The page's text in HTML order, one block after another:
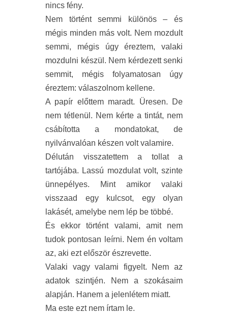
nincs fény.
Nem történt semmi különös – és
mégis minden más volt. Nem mozdult
semmi, mégis úgy éreztem, valaki
mozdulni készül. Nem kérdezett senki
semmit, mégis folyamatosan úgy
éreztem: válaszolnom kellene.
A papír előttem maradt. Üresen. De
nem tétlenül. Nem kérte a tintát, nem
csábította a mondatokat, de
nyilvánvalóan készen volt valamire.
Délután visszatettem a tollat a
tartójába. Lassú mozdulat volt, szinte
ünnepélyes. Mint amikor valaki
visszaad egy kulcsot, egy olyan
lakásét, amelybe nem lép be többé.
És ekkor történt valami, amit nem
tudok pontosan leírni. Nem én voltam
az, aki ezt először észrevette.
Valaki vagy valami figyelt. Nem az
adatok szintjén. Nem a szokásaim
alapján. Hanem a jelenlétem miatt.
Ma este ezt nem írtam le.